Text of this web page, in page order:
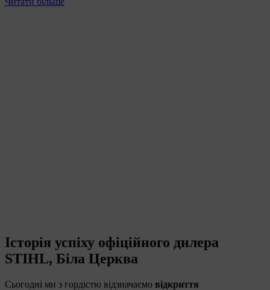
Історія успіху офіційного дилера
STIHL, Біла Церква
Сьогодні ми з гордістю відзначаємо відкриття